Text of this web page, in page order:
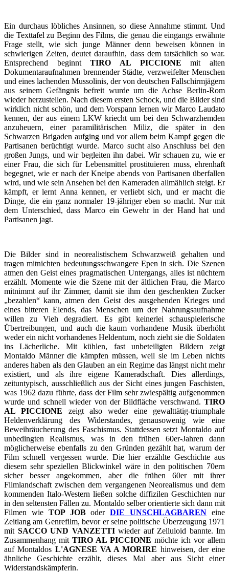
Ein durchaus löbliches Ansinnen, so diese Annahme stimmt. Und
die Texttafel zu Beginn des Films, die genau die eingangs erwähnte
Frage stellt, wie sich junge Männer denn beweisen können in
schwierigen Zeiten, deutet daraufhin, dass dem tatsächlich so war.
Entsprechend beginntTIRO AL PICCIONE mit alten
Dokumentaraufnahmen brennender Städte, verzweifelter Menschen
und eines lachenden Mussolinis, der von deutschen Fallschirmjägern
aus seinem Gefängnis befreit wurde um die Achse Berlin-Rom
wieder herzustellen. Nach diesem ersten Schock, und die Bilder sind
wirklich nicht schön, und dem Vorspann lernen wir Marco Laudato
kennen, der aus einem LKW kriecht um bei den Schwarzhemden
anzuheuern, einer paramilitärischen Miliz, die später in den
Schwarzen Brigaden aufging und vor allem beim Kampf gegen die
Partisanen berüchtigt wurde. Marco sucht also Anschluss bei den
großen Jungs, und wir begleiten ihn dabei. Wir schauen zu, wie er
einer Frau, die sich für Lebensmittel prostituieren muss, ehrenhaft
begegnet, wie er nach der Kneipe abends von Partisanen überfallen
wird, und wie sein Ansehen bei den Kameraden allmählich steigt. Er
kämpft, er lernt Anna kennen, er verliebt sich, und er macht die
Dinge, die ein ganz normaler 19-jähriger eben so macht. Nur mit
dem Unterschied, dass Marco ein Gewehr in der Hand hat und
Partisanen jagt.
Die Bilder sind in neorealistischem Schwarzweiß gehalten und
tragen mitnichten bedeutungsschwangere Epen in sich. Die Szenen
atmen den Geist eines pragmatischen Untergangs, alles ist nüchtern
erzählt. Momente wie die Szene mit der ältlichen Frau, die Marco
mitnimmt auf ihr Zimmer, damit sie ihm den geschenkten Zucker
„bezahlen“ kann, atmen den Geist des ausgehenden Krieges und
eines bitteren Elends, das Menschen um der Nahrungsaufnahme
willen zu Vieh degradiert. Es gibt keinerlei schauspielerische
Übertreibungen, und auch die kaum vorhandene Musik überhöht
weder ein nicht vorhandenes Heldentum, noch zieht sie die Soldaten
ins Lächerliche. Mit kühlen, fast unbeteiligten Bildern zeigt
Montaldo Männer die kämpfen müssen, weil sie im Leben nichts
anderes haben als den Glauben an ein Regime das längst nicht mehr
existiert, und als ihre eigene Kameradschaft. Dies allerdings,
zeituntypisch, ausschließlich aus der Sicht eines jungen Faschisten,
was 1962 dazu führte, dass der Film sehr zwiespältig aufgenommen
wurde und schnell wieder von der Bildfläche verschwand. TIRO
AL PICCIONE zeigt also weder eine gewalttätig-triumphale
Heldenverklärung des Widerstandes, genausowenig wie eine
Beweihräucherung des Faschismus. Stattdessen setzt Montaldo auf
unbedingten Realismus, was in den frühen 60er-Jahren dann
möglicherweise ebenfalls zu den Gründen gezählt hat, warum der
Film schnell vergessen wurde. Die hier erzählte Geschichte aus
diesem sehr speziellen Blickwinkel wäre in den politischen 70ern
sicher besser angekommen, aber die frühen 60er mit ihrer
Filmlandschaft zwischen dem vergangenen Neorealismus und dem
kommenden Italo-Western ließen solche diffizilen Geschichten nur
in den seltensten Fällen zu. Montaldo selber orientierte sich dann mit
Filmen wie TOP JOBoderDIE UNSCHLAGBAREN eine
Zeitlang am Genrefilm, bevor er seine politische Überzeugung 1971
mit SACCO UND VANZETTIwieder auf Zelluloid bannte. Im
Zusammenhang mit TIRO AL PICCIONE möchte ich vor allem
auf Montaldos L'AGNESE VA A MORIRE hinweisen, der eine
ähnliche Geschichte erzählt, dieses Mal aber aus Sicht einer
Widerstandskämpferin.